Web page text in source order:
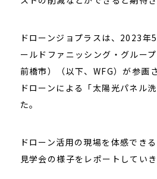
ドローンジョプラスは、2023年
ールドファニッシング・グルー
前橋市）（以下、WFG）が参画
ドローンによる「太陽光パネル
た。
ドローン活用の現場を体感でき
見学会の様子をレポートしていき